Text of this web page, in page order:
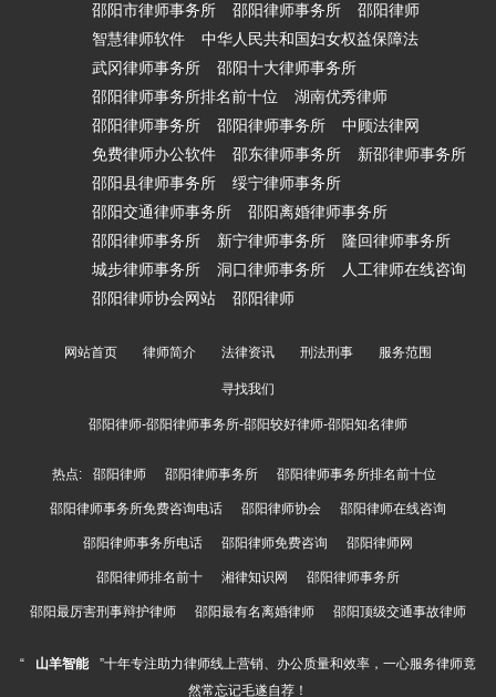
邵阳市律师事务所
邵阳律师事务所
邵阳律师
智慧律师软件
中华人民共和国妇女权益保障法
武冈律师事务所
邵阳十大律师事务所
邵阳律师事务所排名前十位
湖南优秀律师
邵阳律师事务所
邵阳律师事务所
中顾法律网
免费律师办公软件
邵东律师事务所
新邵律师事务所
邵阳县律师事务所
绥宁律师事务所
邵阳交通律师事务所
邵阳离婚律师事务所
邵阳律师事务所
新宁律师事务所
隆回律师事务所
城步律师事务所
洞口律师事务所
人工律师在线咨询
邵阳律师协会网站
邵阳律师
网站首页 律师简介 法律资讯 刑法刑事 服务范围
寻找我们
邵阳律师-邵阳律师事务所-邵阳较好律师-邵阳知名律师
热点: 邵阳律师 邵阳律师事务所 邵阳律师事务所排名前十位
邵阳律师事务所免费咨询电话 邵阳律师协会 邵阳律师在线咨询
邵阳律师事务所电话 邵阳律师免费咨询 邵阳律师网
邵阳律师排名前十 湘律知识网 邵阳律师事务所
邵阳最厉害刑事辩护律师 邵阳最有名离婚律师 邵阳顶级交通事故律师
“ 山羊智能
”十年专注助力律师线上营销、办公质量和效率，一心服务律师竟
然常忘记毛遂自荐！